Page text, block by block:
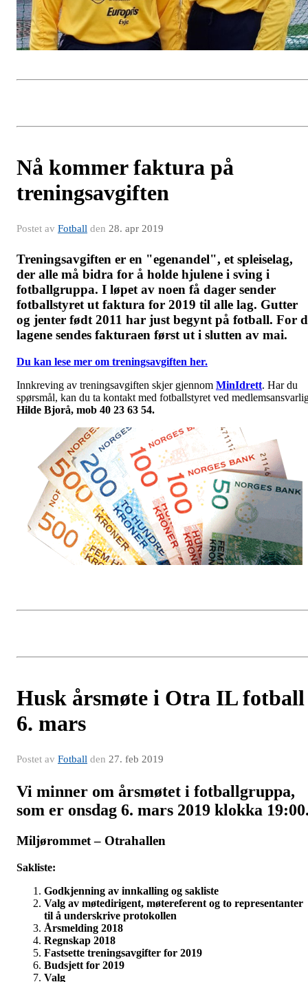
Nå kommer faktura på
treningsavgiften
Postet av Fotball den 28. apr 2019
Treningsavgiften er en "egenandel", et spleiselag,
der alle må bidra for å holde hjulene i sving i
fotballgruppa. I løpet av noen få dager sender
fotballstyret ut faktura for 2019 til alle lag. Gutter
og jenter født 2011 har just begynt på fotball. For
lagene sendes fakturaen først ut i slutten av mai.
Du kan lese mer om treningsavgiften her.
Innkreving av treningsavgiften skjer gjennom MinIdrett. Har du
spørsmål, kan du ta kontakt med fotballstyret ved
Hilde Bjorå, mob 40 23 63 54.
Husk årsmøte i Otra IL fotball
6. mars
Postet av Fotball den 27. feb 2019
Vi minner om årsmøtet i fotballgruppa,
som er onsdag 6. mars 2019 klokka
Miljørommet – Otrahallen
Sakliste:
Godkjenning av innkalling og sakliste
Valg av møtedirigent, møtereferent og to representanter
til å underskrive protokollen
Årsmelding 2018
Regnskap 2018
Fastsette treningsavgifter for 2019
Budsjett for 2019
Valg